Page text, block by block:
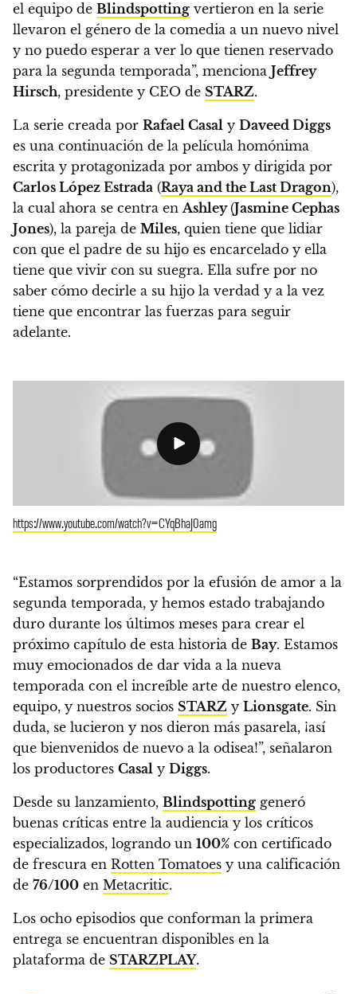
el equipo de Blindspotting vertieron en la serie
llevaron el género de la comedia a un nuevo nivel
y no puedo esperar a ver lo que tienen reservado
para la segunda temporada”, menciona Jeffrey
Hirsch, presidente y CEO de STARZ.
La serie creada por Rafael Casal y Daveed Diggs
es una continuación de la película homónima
escrita y protagonizada por ambos y dirigida por
Carlos López Estrada (Raya and the Last Dragon),
la cual ahora se centra enAshley(Jasmine Cephas
Jones), la pareja de Miles, quien tiene que lidiar
con que el padre de su hijo es encarcelado y ella
tiene que vivir con su suegra. Ella sufre por no
saber cómo decirle a su hijo la verdad y a la vez
tiene que encontrar las fuerzas para seguir
adelante.
https://www.youtube.com/watch?v=CYqBhaJ0amg
“Estamos sorprendidos por la efusión de amor a la
segunda temporada, y hemos estado trabajando
duro durante los últimos meses para crear el
próximo capítulo de esta historia de Bay. Estamos
muy emocionados de dar vida a la nueva
temporada con el increíble arte de nuestro elenco,
equipo, y nuestros socios STARZ y Lionsgate. Sin
duda, se lucieron y nos dieron más pasarela, ¡así
que bienvenidos de nuevo a la odisea!”, señalaron
los productores Casal y Diggs.
Desde su lanzamiento, Blindspotting generó
buenas críticas entre la audiencia y los críticos
especializados, logrando un 100% con certificado
de frescura en Rotten Tomatoes y una calificación
de 76/100 en Metacritic.
Los ocho episodios que conforman la primera
entrega se encuentran disponibles en la
plataforma de STARZPLAY.